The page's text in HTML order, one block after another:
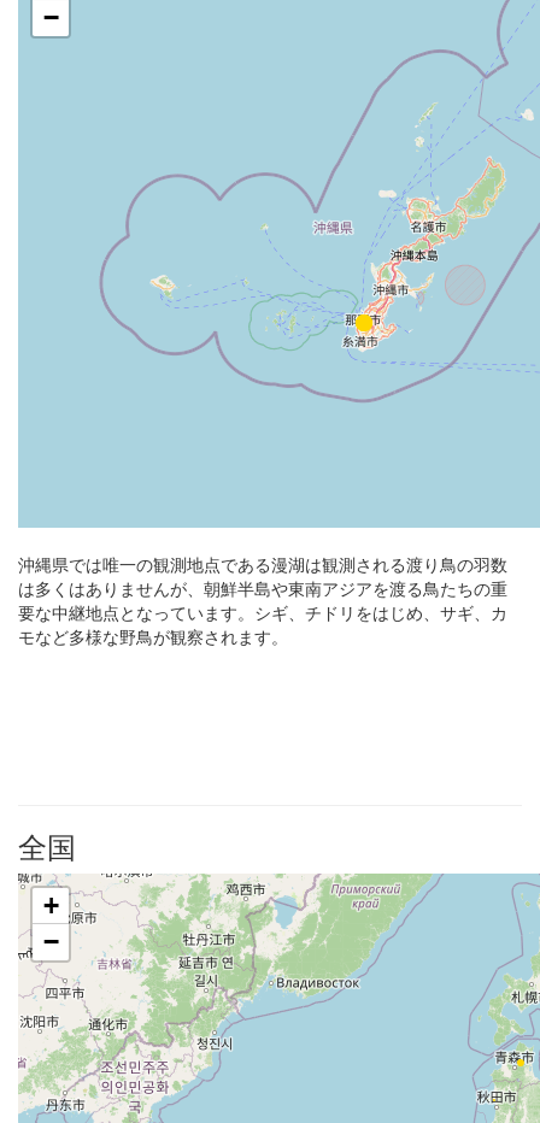
−
沖縄県では唯一の観測地点である漫湖は観測される渡り鳥の羽数
は多くはありませんが、朝鮮半島や東南アジアを渡る鳥たちの重
要な中継地点となっています。シギ、チドリをはじめ、サギ、カ
モなど多様な野鳥が観察されます。
全国
+
−